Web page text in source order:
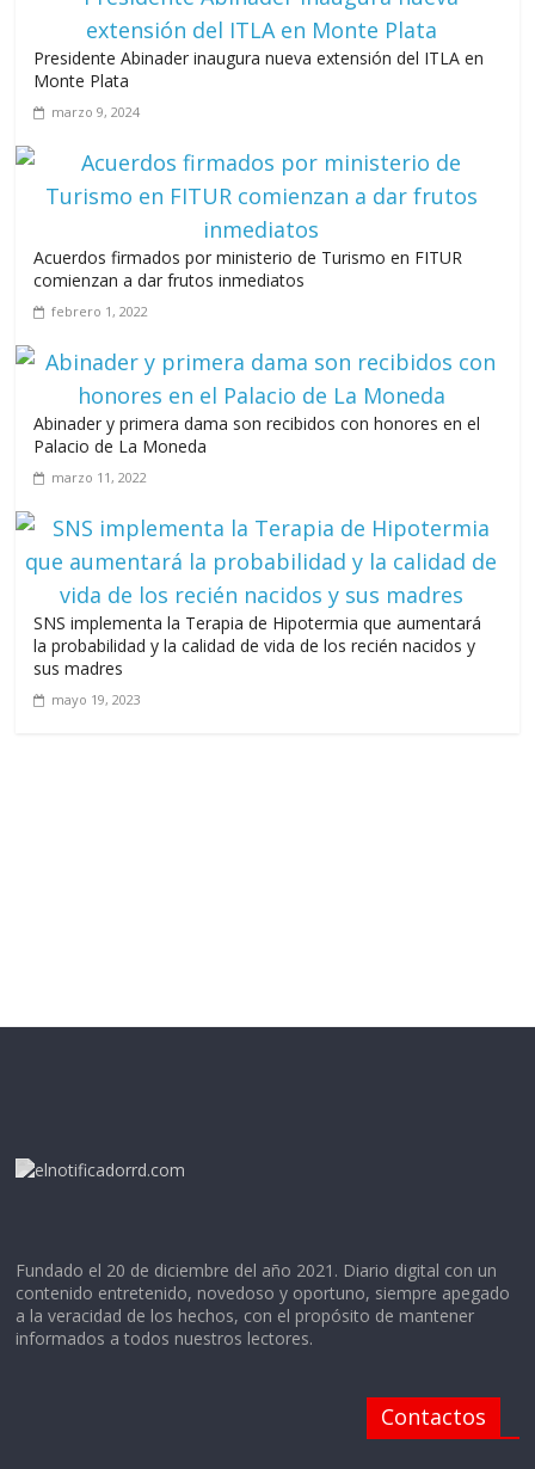
carrera
Presidente Abinader inaugura nueva extensión del ITLA en
Monte Plata
marzo 9, 2024
Acuerdos firmados por ministerio de Turismo en FITUR
comienzan a dar frutos inmediatos
febrero 1, 2022
Abinader y primera dama son recibidos con honores en el
Palacio de La Moneda
marzo 11, 2022
SNS implementa la Terapia de Hipotermia que aumentará
la probabilidad y la calidad de vida de los recién nacidos y
sus madres
mayo 19, 2023
Fundado el 20 de diciembre del año 2021. Diario digital con un
contenido entretenido, novedoso y oportuno, siempre apegado
a la veracidad de los hechos, con el propósito de mantener
informados a todos nuestros lectores.
Contactos